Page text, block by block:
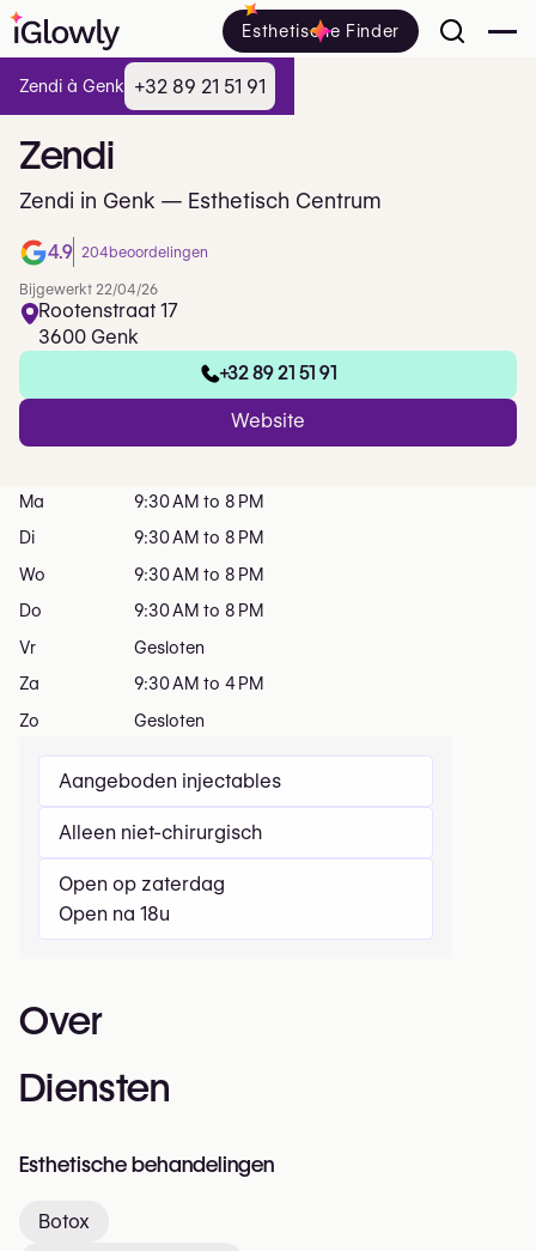
Esthetische Finder
Zendi
Zendi in Genk — Esthetisch Centrum
4.9 204beoordelingen
Bijgewerkt 22/04/26
Rootenstraat 17
3600 Genk
+32 89 21 51 91
Website
Aangeboden injectables
Alleen niet-chirurgisch
Open op zaterdag
Open na 18u
Over
Diensten
Esthetische behandelingen
Botox
Ma
9:30 AM to 8 PM
Di
9:30 AM to 8 PM
Wo
9:30 AM to 8 PM
Do
9:30 AM to 8 PM
Vr
Gesloten
Za
9:30 AM to 4 PM
Zo
Gesloten
Zendi à Genk +32 89 21 51 91